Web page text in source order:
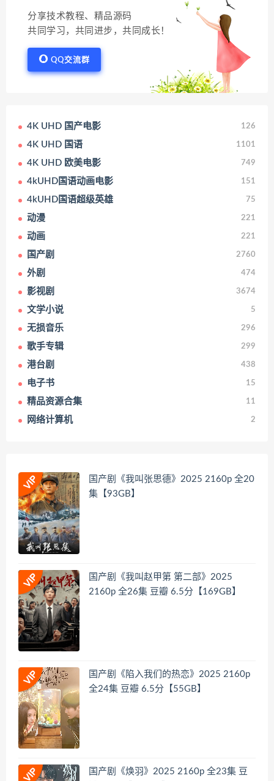
分享技术教程、精品源码
共同学习，共同进步，共同成长！
QQ交流群
4K UHD 国产电影 126
4K UHD 国语 1101
4K UHD 欧美电影 749
4kUHD国语动画电影 151
4kUHD国语超级英雄 75
动漫 221
动画 221
国产剧 2760
外剧 474
影视剧 3674
文学小说 5
无损音乐 296
歌手专辑 299
港台剧 438
电子书 15
精品资源合集 11
网络计算机 2
国产剧《我叫张思德》2025 2160p 全20
集【93GB】
国产剧《我叫赵甲第 第二部》2025
2160p 全26集 豆瓣 6.5分【169GB】
国产剧《陷入我们的热恋》2025 2160p
全24集 豆瓣 6.5分【55GB】
国产剧《焕羽》2025 2160p 全23集 豆